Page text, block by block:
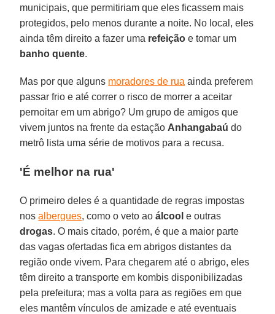
municipais, que permitiriam que eles ficassem mais
protegidos, pelo menos durante a noite. No local, eles
ainda têm direito a fazer uma refeição e tomar um
banho quente.
Mas por que alguns moradores de rua ainda preferem
passar frio e até correr o risco de morrer a aceitar
pernoitar em um abrigo? Um grupo de amigos que
vivem juntos na frente da estação Anhangabaú do
metrô lista uma série de motivos para a recusa.
'É melhor na rua'
O primeiro deles é a quantidade de regras impostas
nosalbergues, como o veto aoálcool e outras
drogas. O mais citado, porém, é que a maior parte
das vagas ofertadas fica em abrigos distantes da
região onde vivem. Para chegarem até o abrigo, eles
têm direito a transporte em kombis disponibilizadas
pela prefeitura; mas a volta para as regiões em que
eles mantêm vínculos de amizade e até eventuais